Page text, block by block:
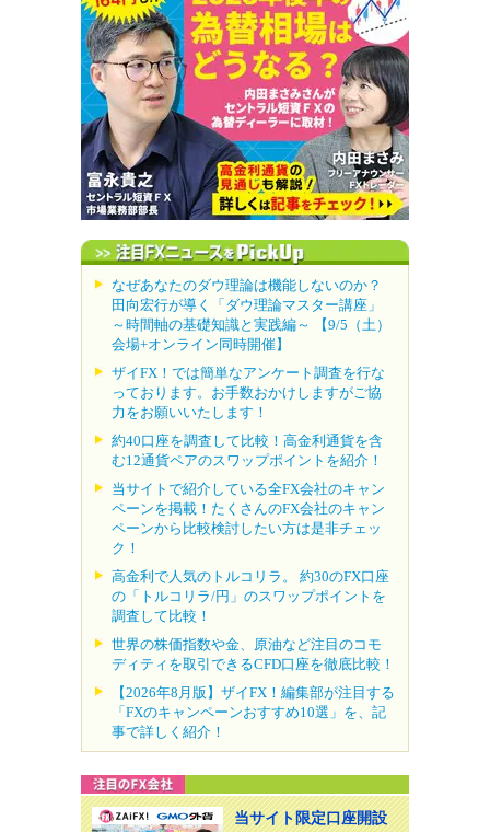
なぜあなたのダウ理論は機能しないのか？
田向宏行が導く「ダウ理論マスター講座」
～時間軸の基礎知識と実践編～ 【9/5（土）
会場+オンライン同時開催】
ザイFX！では簡単なアンケート調査を行な
っております。お手数おかけしますがご協
力をお願いいたします！
約40口座を調査して比較！高金利通貨を含
む12通貨ペアのスワップポイントを紹介！
当サイトで紹介している全FX会社のキャン
ペーンを掲載！たくさんのFX会社のキャン
ペーンから比較検討したい方は是非チェッ
ク！
高金利で人気のトルコリラ。 約30のFX口座
の「トルコリラ/円」のスワップポイントを
調査して比較！
世界の株価指数や金、原油など注目のコモ
ディティを取引できるCFD口座を徹底比較！
【2026年8月版】ザイFX！編集部が注目する
「FXのキャンペーンおすすめ10選」を、記
事で詳しく紹介！
当サイト限定口座開設